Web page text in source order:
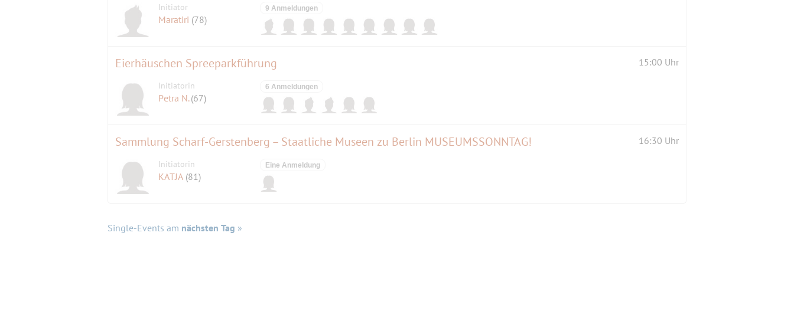
Initiator
Maratiri (78)
9 Anmeldungen
Eierhäuschen Spreeparkführung 15:00 Uhr
Initiatorin
Petra N.(67)
6 Anmeldungen
Sammlung Scharf-Gerstenberg – Staatliche Museen zu Berlin MUSEUMSSONNTAG! 16:30 Uhr
Initiatorin
KATJA (81)
Eine Anmeldung
Single-Events am nächsten Tag »